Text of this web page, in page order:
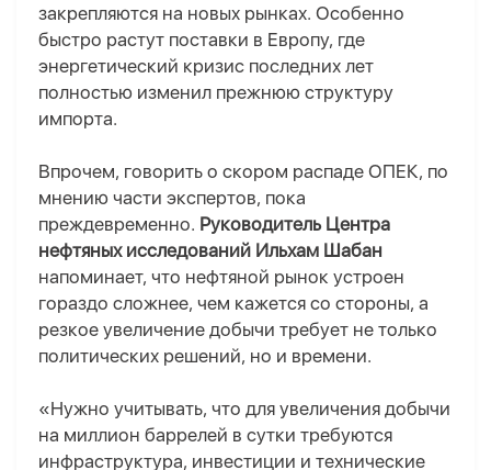
закрепляются на новых рынках. Особенно
быстро растут поставки в Европу, где
энергетический кризис последних лет
полностью изменил прежнюю структуру
импорта.
Впрочем, говорить о скором распаде ОПЕК, по
мнению части экспертов, пока
преждевременно. Руководитель Центра
нефтяных исследований Ильхам Шабан
напоминает, что нефтяной рынок устроен
гораздо сложнее, чем кажется со стороны, а
резкое увеличение добычи требует не только
политических решений, но и времени.
«Нужно учитывать, что для увеличения добычи
на миллион баррелей в сутки требуются
инфраструктура, инвестиции и технические